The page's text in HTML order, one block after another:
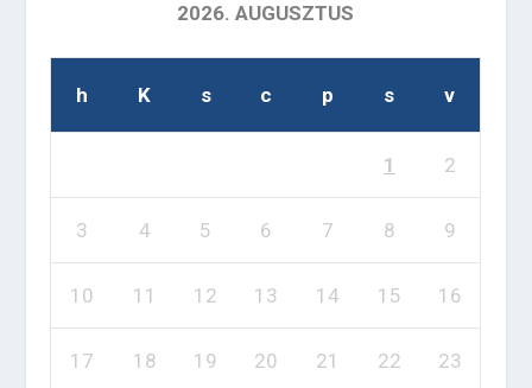
2026. AUGUSZTUS
h K s c p s v
1 2
3 4 5 6 7 8 9
10 11 12 13 14 15 16
17 18 19 20 21 22 23